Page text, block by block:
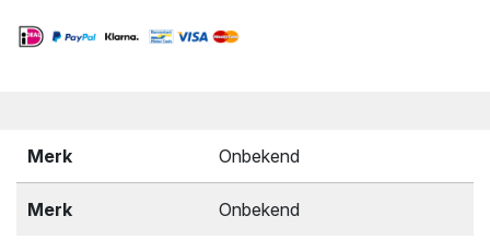
Merk Onbekend
Merk Onbekend